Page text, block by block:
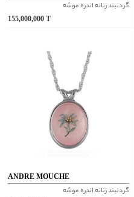
گردنبند زنانه اندره موشه
155,000,000
ANDRE MOUCHE
گردنبند زنانه اندره موشه